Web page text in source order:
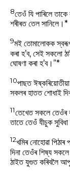
8তেওঁ যি পাৰিলে
শৰীৰত তেল সানিলে।*
9মই তোমালোকক
কৰা হ’ব, সেই সকলো
ঘোষণা কৰা হ’ব।”*
10পাছত
সকলৰ হাতত শোধাই
11তেখেত সকলে তেওঁৰ
তাতে তেওঁ যীচুক সুবিধা
12খমিৰ নোহোৱা পিঠাৰ
দিনা তেওঁৰ শিষ্য
ঠাইত যুগুত কৰিবলৈ